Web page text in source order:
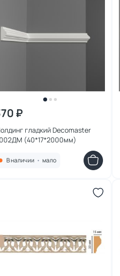
₽
гладкий Decomaster
(40*17*2000мм)
В наличии • мало